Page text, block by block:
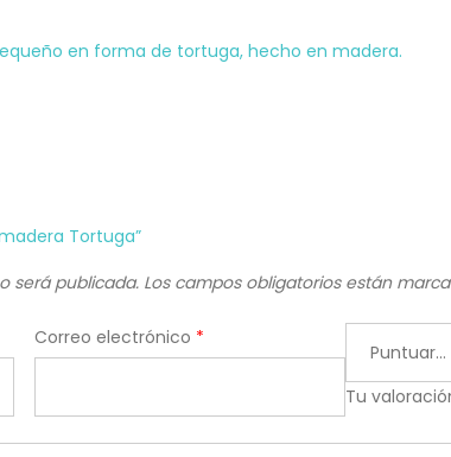
en forma de tortuga, hecho en madera.
Tortuga”
será publicada. Los campos obligatorios están
Correo electrónico *
Tu